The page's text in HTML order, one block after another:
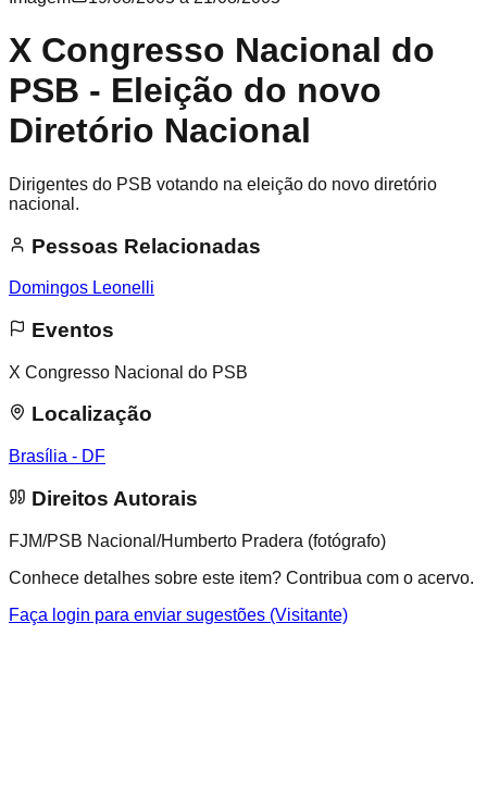
X Congresso Nacional do
PSB - Eleição do novo
Diretório Nacional
Dirigentes do PSB votando na eleição do novo diretório
nacional.
Pessoas Relacionadas
Domingos Leonelli
Eventos
X Congresso Nacional do PSB
Localização
Brasília - DF
Direitos Autorais
FJM/PSB Nacional/Humberto Pradera (fotógrafo)
Conhece detalhes sobre este item? Contribua com o acervo.
Faça login para enviar sugestões (Visitante)